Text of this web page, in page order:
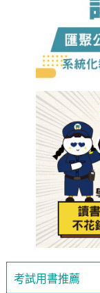
考試用書推薦